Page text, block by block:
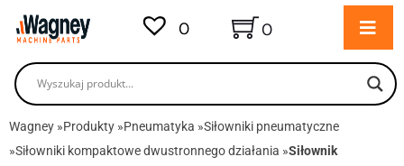
0 0
Wagney »Produkty »Pneumatyka »Siłowniki pneumatyczne
»Siłowniki kompaktowe dwustronnego działania »Siłownik